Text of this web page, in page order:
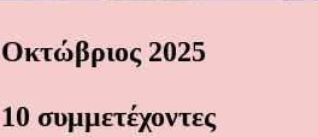
Οκτώβριος 2025
10 συμμετέχοντες